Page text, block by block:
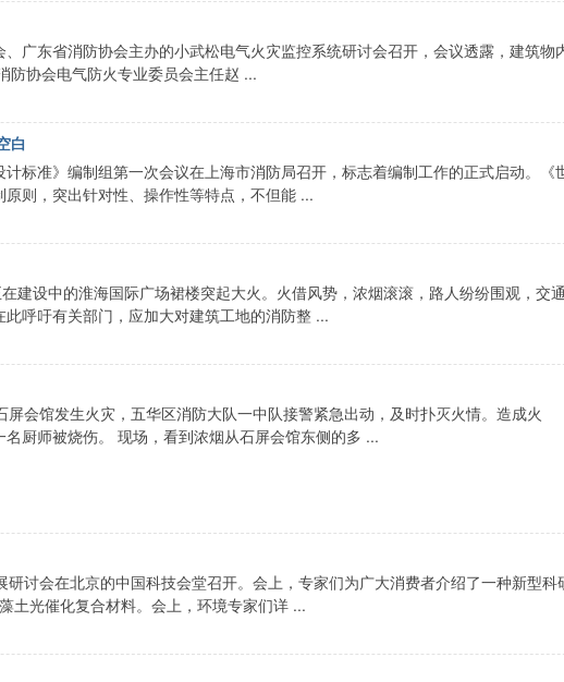
广东省消防协会主办的小武松电气火灾监控系统研讨会召开，会议透露，建筑物
防协会电气防火专业委员会主任赵 ...
白
标准》编制组第一次会议在上海市消防局召开，标志着编制工作的正式启动。《
则，突出针对性、操作性等特点，不但能 ...
建设中的淮海国际广场裙楼突起大火。火借风势，浓烟滚滚，路人纷纷围观，交
呼吁有关部门，应加大对建筑工地的消防整 ...
会馆发生火灾，五华区消防大队一中队接警紧急出动，及时扑灭火情。造成火
厨师被烧伤。 现场，看到浓烟从石屏会馆东侧的多 ...
会在北京的中国科技会堂召开。会上，专家们为广大消费者介绍了一种新型科
土光催化复合材料。会上，环境专家们详 ...